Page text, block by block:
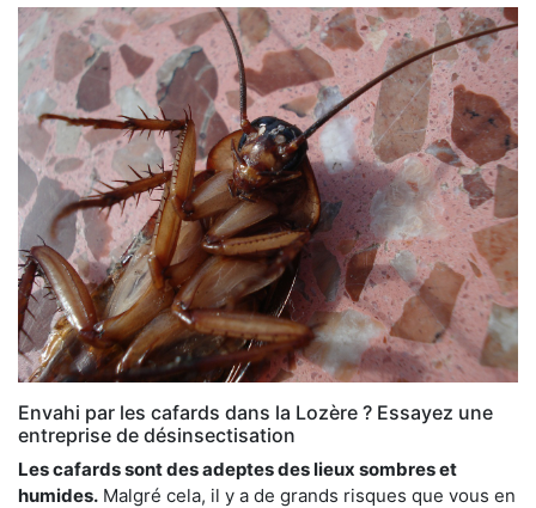
Envahi par les cafards dans la Lozère ? Essayez une
entreprise de désinsectisation
Les cafards sont des adeptes des lieux sombres et
humides. Malgré cela, il y a de grands risques que vous en